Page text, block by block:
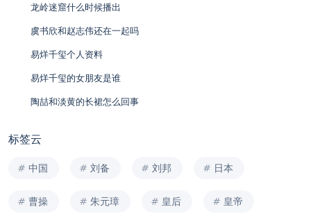
龙岭迷窟什么时候播出
虞书欣和赵志伟还在一起吗
易烊千玺个人资料
易烊千玺的女朋友是谁
陶喆和淡黄的长裙怎么回事
标签云
中国 刘备 刘邦 日本
曹操 朱元璋 皇后 皇帝